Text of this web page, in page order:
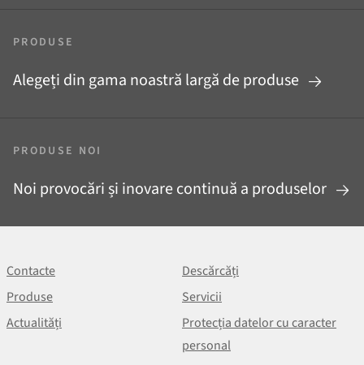
PRODUSE
Alegeți din gama noastră largă de produse
PRODUSE NOI
Noi provocări și inovare continuă a produselor
Contacte
Descărcăți
Produse
Servicii
Actualități
Protecția datelor cu caracter
personal